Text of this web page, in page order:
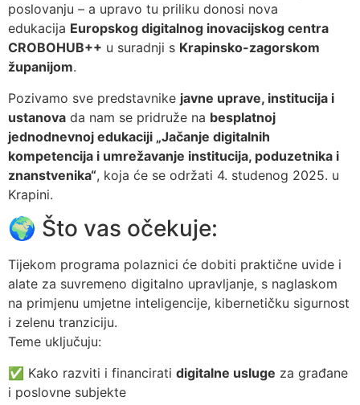
poslovanju – a upravo tu priliku donosi nova
edukacija Europskog digitalnog inovacijskog centra
CROBOHUB++ u suradnji s Krapinsko-zagorskom
županijom.
Pozivamo sve predstavnike javne uprave, institucija i
ustanova da nam se pridruže na besplatnoj
jednodnevnoj edukaciji „Jačanje digitalnih
kompetencija i umrežavanje institucija, poduzetnika i
znanstvenika“, koja će se održati 4. studenog 2025. u
Krapini.
🌍 Što vas očekuje:
Tijekom programa polaznici će dobiti praktične uvide i
alate za suvremeno digitalno upravljanje, s naglaskom
na primjenu umjetne inteligencije, kibernetičku sigurnost
i zelenu tranziciju.
Teme uključuju:
✅ Kako razviti i financirati digitalne usluge za građane
i poslovne subjekte